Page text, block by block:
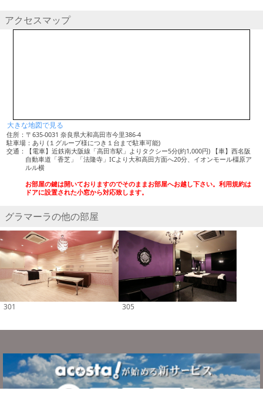
アクセスマップ
大きな地図で見る
住所：〒635-0031 奈良県大和高田市今里386-4
駐車場：あり (１グループ様につき１台まで駐車可能)
交通：【電車】近鉄南大阪線「高田市駅」よりタクシー5分(約1,000円) 【車】西名阪
自動車道「香芝」「法隆寺」ICより大和高田方面へ20分、イオンモール橿原ア
ルル横
お部屋の鍵は開いておりますのでそのままお部屋へお越し下さい。利用規約は
ドアに設置された小窓から対応致します。
グラマーラの他の部屋
301 305